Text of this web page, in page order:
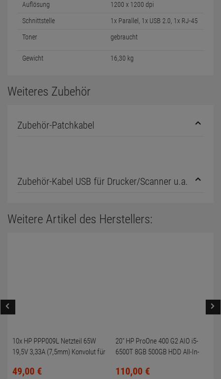
Auflösung 1200 x 1200 dpi
Schnittstelle 1x Parallel, 1x USB 2.0, 1x RJ-45
Toner gebraucht
Gewicht 16,30 kg
Weiteres Zubehör
Zubehör-Patchkabel
Zubehör-Kabel USB für Drucker/Scanner u.a.
Weitere Artikel des Herstellers:
10x HP PPP009L Netzteil 65W
19,5V 3,33A (7,5mm) Konvolut für
49,00 €
20" HP ProOne 400 G2 AIO i5-
6500T 8GB 500GB HDD All-In-
110,00 €